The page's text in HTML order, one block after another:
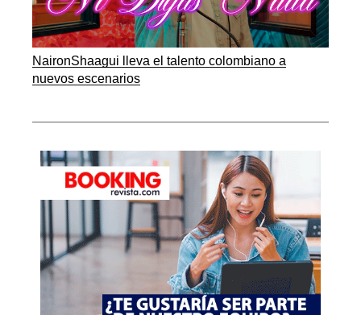
NaironShaagui lleva el talento colombiano a
nuevos escenarios